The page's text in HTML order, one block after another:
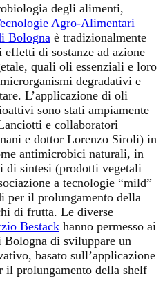
degli alimenti,
Agro-Alimentari
Bologna è tradizionalmente
di sostanze ad azione
quali oli essenziali e loro
degradativi e
L’applicazione di oli
sono stati ampiamente
e collaboratori
e dottor Lorenzo Siroli) in
antimicrobici naturali, in
di sintesi (prodotti vegetali
a tecnologie “mild”
per il prolungamento della
di frutta. Le diverse
Bestack hanno permesso ai
di sviluppare un
basato sull’applicazione
prolungamento della shelf